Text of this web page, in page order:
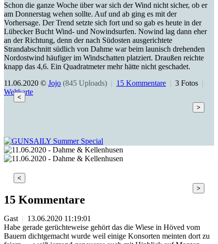
Schon die ganze Woche über war sich der Wind nicht sicher, ob er
am Donnerstag wehen sollte. Auf und ab ging es mit der
Vorhersage. Der Trend setzte sich fort und so gab es heute in der
Lübecker Bucht Wind- und Nowindsurfen. Nowind lag dann eher
an der Richtung, denn der nach Südosten ausgerichtete
Strandabschnitt südlich von Dahme war beim launisch drehenden
Nordostwind häufiger im Windschatten platziert. Draußen reichte
knapp das 4,6. Ein Quadratmeter mehr hätte nicht geschadet.
11.06.2020 © Jojo (845 Uploads) | 15 Kommentare | 3 Fotos |
Weltkarte
<
>
<
>
15 Kommentare
Gast | 13.06.2020 11:19:01
Habe gerade gerüchteweise gehört das die Wiese in Höved vom
Bauern dichtgemacht wurde weil einige Konsorten meinten dort zu